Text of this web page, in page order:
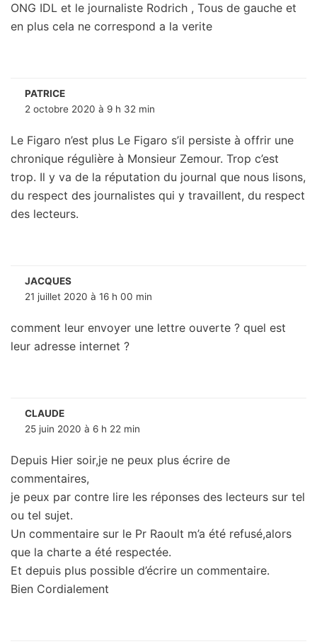
ONG IDL et le journaliste Rodrich , Tous de gauche et
en plus cela ne correspond a la verite
PATRICE
2 octobre 2020 à 9 h 32 min
Le Figaro n’est plus Le Figaro s’il persiste à offrir une
chronique régulière à Monsieur Zemour. Trop c’est
trop. Il y va de la réputation du journal que nous lisons,
du respect des journalistes qui y travaillent, du respect
des lecteurs.
JACQUES
21 juillet 2020 à 16 h 00 min
comment leur envoyer une lettre ouverte ? quel est
leur adresse internet ?
CLAUDE
25 juin 2020 à 6 h 22 min
Depuis Hier soir,je ne peux plus écrire de
commentaires,
je peux par contre lire les réponses des lecteurs sur tel
ou tel sujet.
Un commentaire sur le Pr Raoult m’a été refusé,alors
que la charte a été respectée.
Et depuis plus possible d’écrire un commentaire.
Bien Cordialement